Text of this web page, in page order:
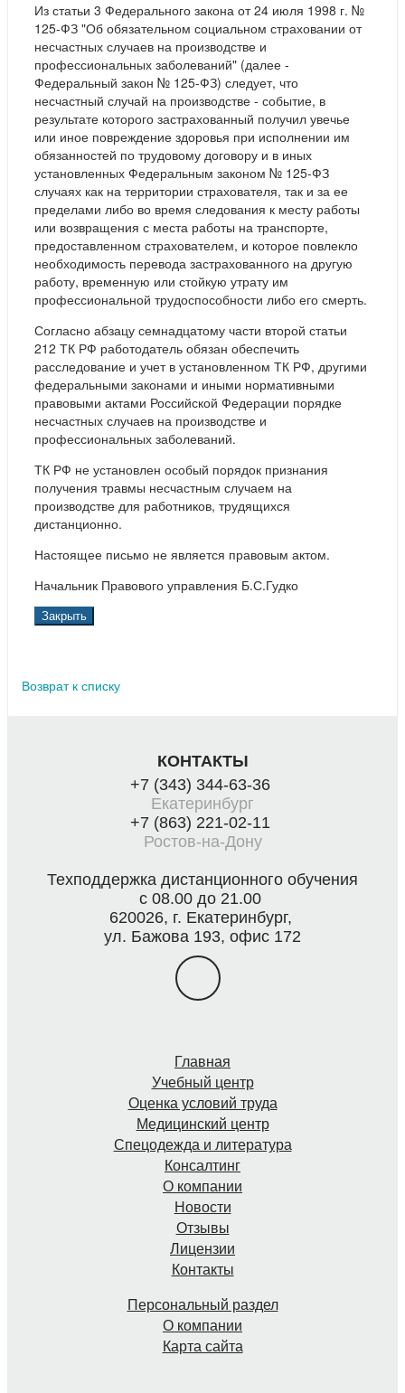
Из статьи 3 Федерального закона от 24 июля 1998 г. №
125-ФЗ "Об обязательном социальном страховании от
несчастных случаев на производстве и
профессиональных заболеваний" (далее -
Федеральный закон № 125-ФЗ) следует, что
несчастный случай на производстве - событие, в
результате которого застрахованный получил увечье
или иное повреждение здоровья при исполнении им
обязанностей по трудовому договору и в иных
установленных Федеральным законом № 125-ФЗ
случаях как на территории страхователя, так и за ее
пределами либо во время следования к месту работы
или возвращения с места работы на транспорте,
предоставленном страхователем, и которое повлекло
необходимость перевода застрахованного на другую
работу, временную или стойкую утрату им
профессиональной трудоспособности либо его смерть.
Согласно абзацу семнадцатому части второй статьи
212 ТК РФ работодатель обязан обеспечить
расследование и учет в установленном ТК РФ, другими
федеральными законами и иными нормативными
правовыми актами Российской Федерации порядке
несчастных случаев на производстве и
профессиональных заболеваний.
ТК РФ не установлен особый порядок признания
получения травмы несчастным случаем на
производстве для работников, трудящихся
дистанционно.
Настоящее письмо не является правовым актом.
Начальник Правового управления Б.С.Гудко
Закрыть
Возврат к списку
КОНТАКТЫ
+7 (343) 344-63-36
Екатеринбург
+7 (863) 221-02-11
Ростов-на-Дону
Техподдержка дистанционного обучения
с 08.00 до 21.00
620026, г. Екатеринбург,
ул. Бажова 193, офис 172
Главная
Учебный центр
Оценка условий труда
Медицинский центр
Спецодежда и литература
Консалтинг
О компании
Новости
Отзывы
Лицензии
Контакты
Персональный раздел
О компании
Карта сайта